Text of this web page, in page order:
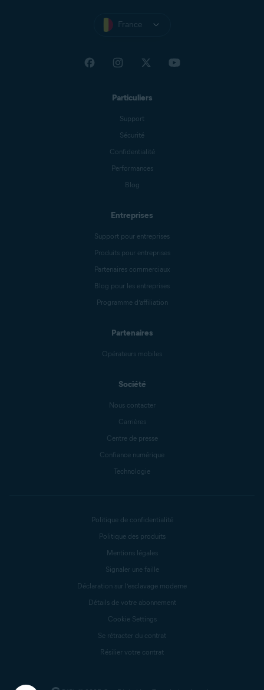
France
Particuliers
Support
Sécurité
Confidentialité
Performances
Blog
Entreprises
Support pour entreprises
Produits pour entreprises
Partenaires commerciaux
Blog pour les entreprises
Programme d’affiliation
Partenaires
Opérateurs mobiles
Société
Nous contacter
Carrières
Centre de presse
Confiance numérique
Technologie
Politique de confidentialité
Politique des produits
Mentions légales
Signaler une faille
Déclaration sur l’esclavage moderne
Détails de votre abonnement
Cookie Settings
Se rétracter du contrat
Résilier votre contrat